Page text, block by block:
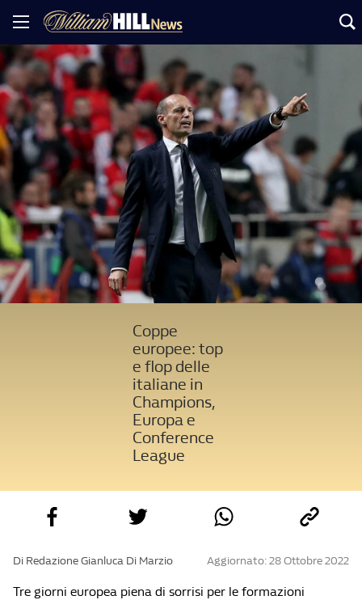
Coppe
europee: top
e flop delle
italiane in
Champions,
Europa e
Conference
League
Di Redazione Gianluca Di Marzio Aggiornato: 28 Ottobre 2022
Tre giorni europea piena di sorrisi per le formazioni